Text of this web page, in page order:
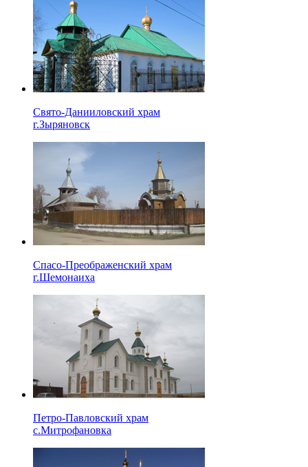
Свято-Данииловский храм
г.Зыряновск
Спасо-Преображенский храм
г.Шемонаиха
Петро-Павловский храм
с.Митрофановка